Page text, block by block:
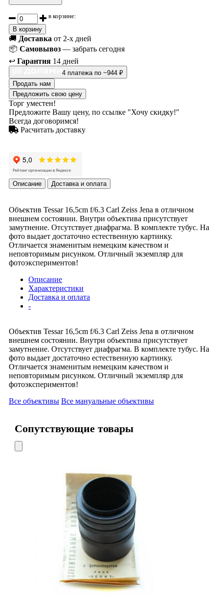
в корзине:
В корзину
🚚 Доставка от 2-х дней
📦 Самовывоз — забрать сегодня
↩️ Гарантия 14 дней
4 платежа по ~944 ₽
Продать нам
Предложить свою цену
Торг уместен!
Предложите Вашу цену, по ссылке "Хочу скидку!"
Всегда договоримся!
Расчитать доставку
Описание Доставка и оплата
Объектив Tessar 16,5cm f/6.3 Carl Zeiss Jena в отличном
внешнем состоянии. Внутри объектива присутствует
замутнение. Отсутствует диафрагма. В комплекте тубус. На
фото выдает достаточно естественную картинку.
Отличается знаменитым немецким качеством и
неповторимым рисунком. Отличный экземпляр для
фотоэкспериментов!
Описание
Характеристики
Доставка и оплата
-
Объектив Tessar 16,5cm f/6.3 Carl Zeiss Jena в отличном
внешнем состоянии. Внутри объектива присутствует
замутнение. Отсутствует диафрагма. В комплекте тубус. На
фото выдает достаточно естественную картинку.
Отличается знаменитым немецким качеством и
неповторимым рисунком. Отличный экземпляр для
фотоэкспериментов!
Все объективы Все мануальные объективы
Сопутствующие товары